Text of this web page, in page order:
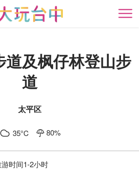
开
道及枫仔林登山步
道
太平区
35°C 80%
时间1-2小时